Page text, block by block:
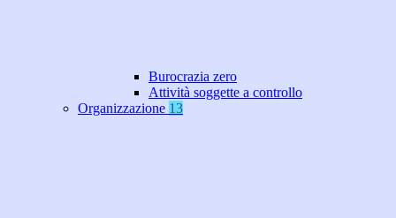
Burocrazia zero
Attività soggette a controllo
Organizzazione 13